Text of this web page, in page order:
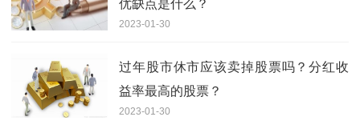
优缺点是什么？
2023-01-30
过年股市休市应该卖掉股票吗？分红收
益率最高的股票？
2023-01-30